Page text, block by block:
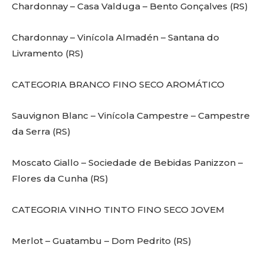
Chardonnay – Casa Valduga – Bento Gonçalves (RS)
Chardonnay – Vinícola Almadén – Santana do
Livramento (RS)
CATEGORIA BRANCO FINO SECO AROMÁTICO
Sauvignon Blanc – Vinícola Campestre – Campestre
da Serra (RS)
Moscato Giallo – Sociedade de Bebidas Panizzon –
Flores da Cunha (RS)
CATEGORIA VINHO TINTO FINO SECO JOVEM
Merlot – Guatambu – Dom Pedrito (RS)